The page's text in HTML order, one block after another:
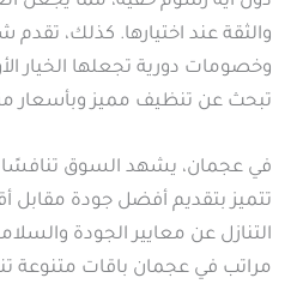
والثقة عند اختيارها. كذلك،
وخصومات دورية تجعلها الخيار
تبحث عن تنظيف مميز وبأسعار
في عجمان، يشهد السوق تنافسًا
تتميز بتقديم أفضل جودة
التنازل عن معايير الجودة
مراتب في عجمان باقات متنوعة